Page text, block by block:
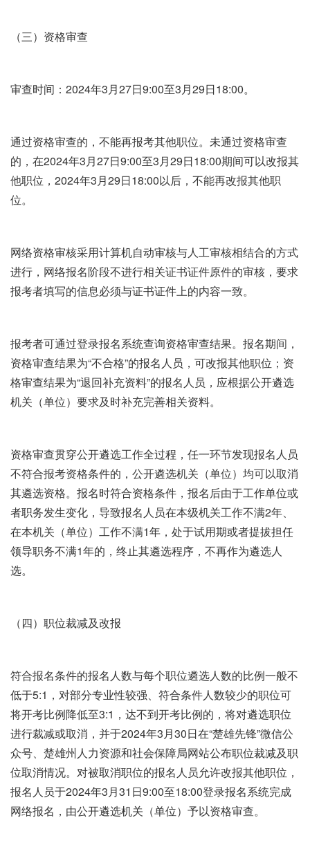
（三）资格审查
审查时间：2024年3月27日9:00至3月29日18:00。
通过资格审查的，不能再报考其他职位。未通过资格审查
的，在2024年3月27日9:00至3月29日18:00期间可以改报其
他职位，2024年3月29日18:00以后，不能再改报其他职
位。
网络资格审核采用计算机自动审核与人工审核相结合的方式
进行，网络报名阶段不进行相关证书证件原件的审核，要求
报考者填写的信息必须与证书证件上的内容一致。
报考者可通过登录报名系统查询资格审查结果。报名期间，
资格审查结果为“不合格”的报名人员，可改报其他职位；资
格审查结果为“退回补充资料”的报名人员，应根据公开遴选
机关（单位）要求及时补充完善相关资料。
资格审查贯穿公开遴选工作全过程，任一环节发现报名人员
不符合报考资格条件的，公开遴选机关（单位）均可以取消
其遴选资格。报名时符合资格条件，报名后由于工作单位或
者职务发生变化，导致报名人员在本级机关工作不满2年、
在本机关（单位）工作不满1年，处于试用期或者提拔担任
领导职务不满1年的，终止其遴选程序，不再作为遴选人
选。
（四）职位裁减及改报
符合报名条件的报名人数与每个职位遴选人数的比例一般不
低于5:1，对部分专业性较强、符合条件人数较少的职位可
将开考比例降低至3:1，达不到开考比例的，将对遴选职位
进行裁减或取消，并于2024年3月30日在“楚雄先锋”微信公
众号、楚雄州人力资源和社会保障局网站公布职位裁减及职
位取消情况。对被取消职位的报名人员允许改报其他职位，
报名人员于2024年3月31日9:00至18:00登录报名系统完成
网络报名，由公开遴选机关（单位）予以资格审查。